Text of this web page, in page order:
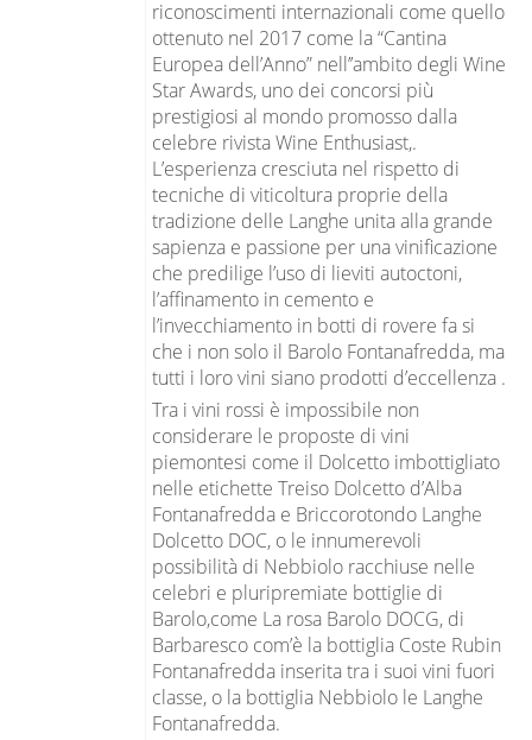
riconoscimenti internazionali come quello
ottenuto nel 2017 come la “Cantina
Europea dell’Anno” nell’’ambito degli Wine
Star Awards, uno dei concorsi più
prestigiosi al mondo promosso dalla
celebre rivista Wine Enthusiast,.
L’esperienza cresciuta nel rispetto di
tecniche di viticoltura proprie della
tradizione delle Langhe unita alla grande
sapienza e passione per una vinificazione
che predilige l’uso di lieviti autoctoni,
l’affinamento in cemento e
l’invecchiamento in botti di rovere fa si
che i non solo il Barolo Fontanafredda, ma
tutti i loro vini siano prodotti d’eccellenza .
Tra i vini rossi è impossibile non
considerare le proposte di vini
piemontesi come il Dolcetto imbottigliato
nelle etichette Treiso Dolcetto d’Alba
Fontanafredda e Briccorotondo Langhe
Dolcetto DOC, o le innumerevoli
possibilità di Nebbiolo racchiuse nelle
celebri e pluripremiate bottiglie di
Barolo,come La rosa Barolo DOCG, di
Barbaresco com’è la bottiglia Coste Rubin
Fontanafredda inserita tra i suoi vini fuori
classe, o la bottiglia Nebbiolo le Langhe
Fontanafredda.